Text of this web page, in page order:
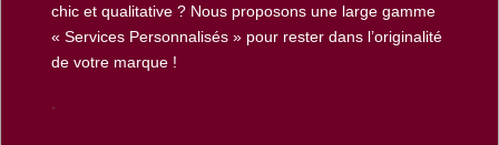
chic et qualitative ? Nous proposons une large gamme
« Services Personnalisés » pour rester dans l’originalité
de votre marque !